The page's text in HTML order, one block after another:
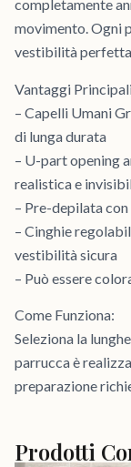
completamente
movimento. Ogni
vestibilità
Vantaggi
– Capelli Umani
di lunga durata
– U-part opening
realistica e
– Pre-depilata
– Cinghie
vestibilità sicura
– Può essere
Come Funziona:
Seleziona la
parrucca è
preparazione
Prodotti